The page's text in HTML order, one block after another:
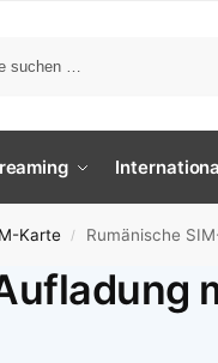
Karte / Rumänische